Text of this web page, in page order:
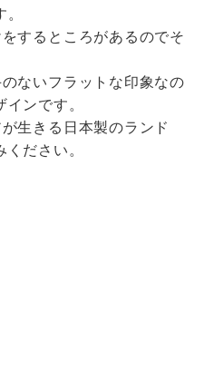
するところがあるのでそ
ないフラットな印象なの
ンです。
生きる日本製のランド
ださい。